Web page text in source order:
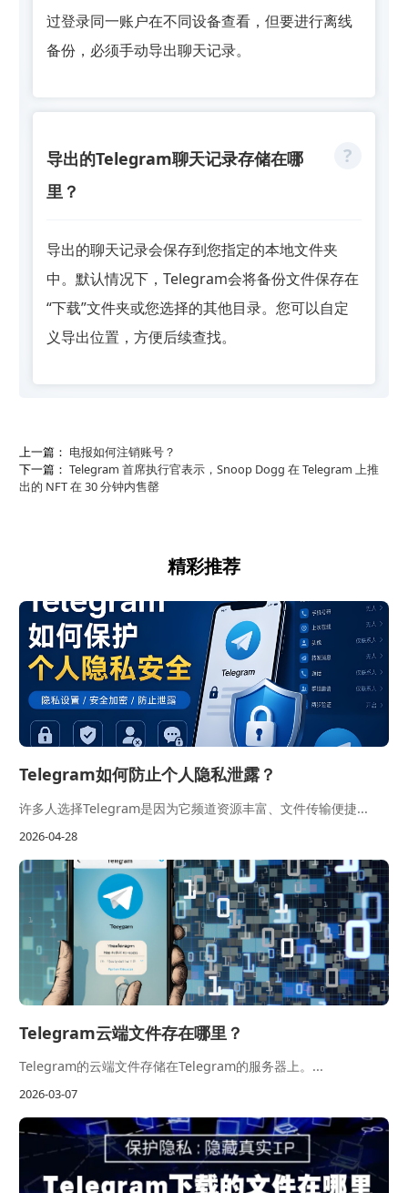
过登录同一账户在不同设备查看，但要进行离线
备份，必须手动导出聊天记录。
导出的Telegram聊天记录存储在哪
里？
导出的聊天记录会保存到您指定的本地文件夹
中。默认情况下，Telegram会将备份文件保存在
“下载”文件夹或您选择的其他目录。您可以自定
义导出位置，方便后续查找。
上一篇： 电报如何注销账号？
下一篇： Telegram 首席执行官表示，Snoop Dogg 在 Telegram 上推
出的 NFT 在 30 分钟内售罄
精彩推荐
Telegram如何防止个人隐私泄露？
许多人选择Telegram是因为它频道资源丰富、文件传输便捷...
2026-04-28
Telegram云端文件存在哪里？
Telegram的云端文件存储在Telegram的服务器上。...
2026-03-07